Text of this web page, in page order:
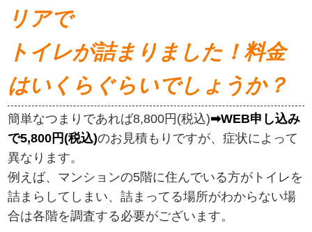
リアで
トイレが詰まりました！料金
はいくらぐらいでしょうか？
簡単なつまりであれば8,800円(税込)➡WEB申し込み
で5,800円(税込)のお見積もりですが、症状によって
異なります。
例えば、マンションの5階に住んでいる方がトイレを
詰まらしてしまい、詰まってる場所がわからない場
合は各階を調査する必要がございます。